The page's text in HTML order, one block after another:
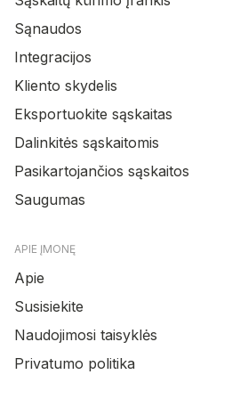
Sąnaudos
Integracijos
Kliento skydelis
Eksportuokite sąskaitas
Dalinkitės sąskaitomis
Pasikartojančios sąskaitos
Saugumas
APIE ĮMONĘ
Apie
Susisiekite
Naudojimosi taisyklės
Privatumo politika